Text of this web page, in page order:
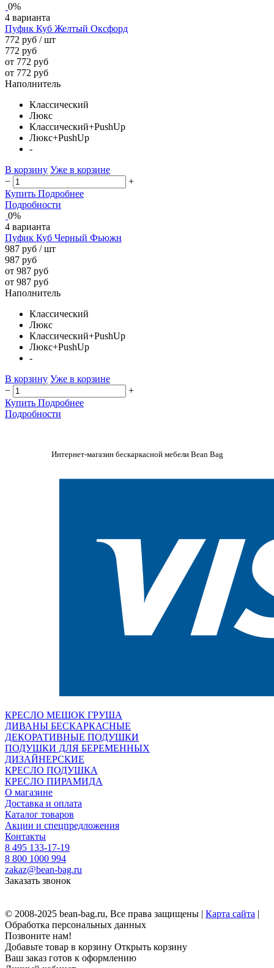
0%
4 варианта
Пуфик Куб Желтый Оксфорд
772 руб / шт
772 руб
от 772 руб
от 772 руб
Наполнитель
Классический
Люкс
Классический+PushUp
Люкс+PushUp
-
В корзину Уже в корзине
−
+
Купить Подробнее
Подробности
0%
4 варианта
Пуфик Куб Черный Фьюжн
987 руб / шт
987 руб
от 987 руб
от 987 руб
Наполнитель
Классический
Люкс
Классический+PushUp
Люкс+PushUp
-
В корзину Уже в корзине
−
+
Купить Подробнее
Подробности
Интернет-магазин бескаркасной мебели Bean Bag
КРЕСЛО МЕШОК ГРУША
ДИВАНЫ БЕСКАРКАСНЫЕ
ДЕКОРАТИВНЫЕ ПОДУШКИ
ПОДУШКИ ДЛЯ БЕРЕМЕННЫХ
ДИЗАЙНЕРСКИЕ
КРЕСЛО ПОДУШКА
КРЕСЛО ПИРАМИДА
О магазине
Доставка и оплата
Каталог товаров
Акции и спецпредложения
Контакты
8 495 133-17-19
8 800 1000 994
zakaz@bean-bag.ru
Заказать звонок
© 2008-2025 bean-bag.ru, Все права защищены | Карта сайта |
Обработка персональных данных
Позвоните нам!
Добавьте товар в корзину Открыть корзину
Ваш заказ готов к оформлению